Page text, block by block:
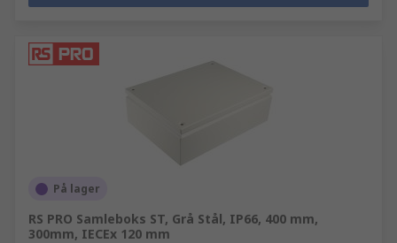
På lager
RS PRO Samleboks ST, Grå Stål, IP66, 400 mm,
300mm, IECEx 120 mm